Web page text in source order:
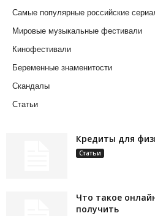
Самые популярные российские
Мировые музыкальные фестивали
Кинофестивали
Беременные знаменитости
Скандалы
Статьи
Кредиты для
Статьи
Что такое
получить